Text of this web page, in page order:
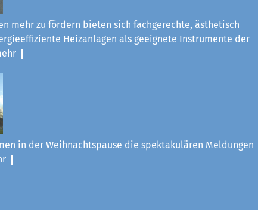
mehr zu fördern bieten sich fachgerechte, ästhetisch
Heizanlagen als geeignete Instrumente der
in der Weihnachtspause die spektakulären Meldungen